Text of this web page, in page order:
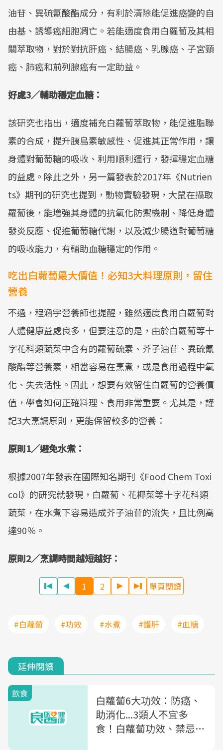
油苷、異硫氰酸酯成分，有利於清除能促進癌變的自
由基、誘導癌細胞凋亡。若能適度食用白蘿蔔及其相
關萃取物，對於對抗肝癌、結腸癌、乳腺癌、子宮頸
癌、肺癌和前列腺癌有一定助益。
好處3／輔助穩定血糖：
該研究也指出，適度補充白蘿蔔萃取物，能促進脂聯
素的合成，提升胰島素敏感性、促進其正常作用，讓
身體對葡萄糖的吸收、利用順利運行，發揮穩定血糖
的益處。除此之外，另一篇發表於2017年《Nutrien
ts》期刊的研究也提到，動物實驗發現，大鼠在攝取
蘿蔔後，能增強其身體的抗氧化防禦機制、降低身體
發炎反應、促進葡萄糖代謝，以及減少腸道對葡萄糖
的吸收能力，有輔助血糖穩定的作用。
吃出白蘿蔔最大價值！必知3大料理原則，留住
營養
不過，程涵宇營養師也提醒，雖然適度食用白蘿蔔對
人體健康益處良多，但要注意的是，由於白蘿蔔等十
字花科類蔬菜中含有的蘿蔔硫素、芥子油苷、異硫氰
酸酯等營養素，相當容易在烹煮，或是食用過程中氧
化、失去活性。因此，想要有效留住白蘿蔔的營養價
值，學會如何正確料理、食用非常重要。尤其是，謹
記3大烹調原則，更能保留較多的營養：
原則1／避免水煮：
根據2007年發表在國際知名期刊《Food Chem Toxi
col》的研究就發現，白蘿蔔、花椰菜等十字花科類
蔬菜，在水煮下容易造成芥子油苷的流失，且比例高
達90％。
原則2／烹調時間越短越好：
1 2 單頁閱讀
#白蘿蔔 #功效 #水煮 #護肝 #血糖
延伸閱讀
飲食
白蘿蔔6大功效：防癌、
助消化...3類人不宜多
食！白蘿蔔功效、禁忌及